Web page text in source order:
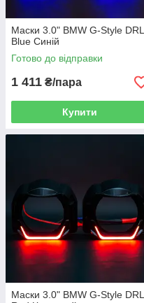
Маски 3.0" BMW G-Style DRL
Blue Синій
Готово до відправки
1 411 ₴/пара
Купити
Маски 3.0" BMW G-Style DRL